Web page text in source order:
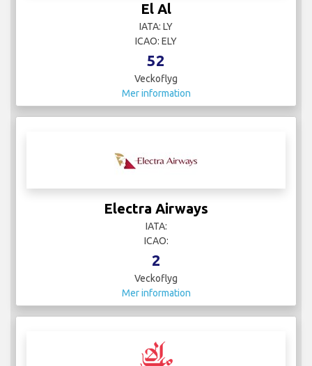
El Al
IATA: LY
ICAO: ELY
52
Veckoflyg
Mer information
Electra Airways
IATA:
ICAO:
2
Veckoflyg
Mer information